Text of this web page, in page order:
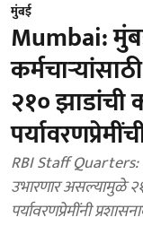
मुंबई
Mumbai:
२१० झाडांची
RBI Staff Quarters:
उभारणार असल्यामुळे
पर्यावरणप्रेमींनी